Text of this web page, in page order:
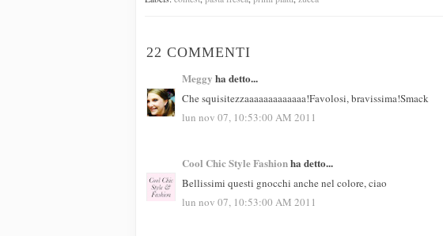
22 COMMENTI
Meggy ha detto...
Che squisitezzaaaaaaaaaaaaa!Favolosi, bravissima!Smack
lun nov 07, 10:53:00 AM 2011
Cool Chic Style Fashionha detto...
Bellissimi questi gnocchi anche nel colore, ciao
lun nov 07, 10:53:00 AM 2011